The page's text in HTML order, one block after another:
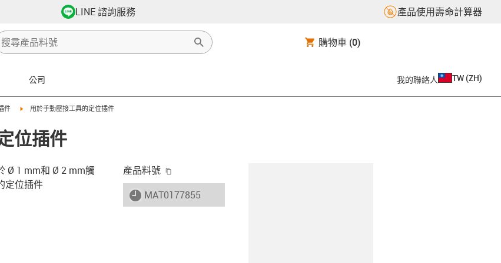
LINE 諮詢服務 產品使用壽命計算器
購物車 (0)
公司 我的聯絡人 TW (ZH)
arrow-right
件 igus-icon-arrow-right
用於手動壓接工具的定位插件
位插件
Ø 1 mm和 Ø 2 mm觸
定位插件
產品料號
igus-icon-lieferzeit
MAT0177855